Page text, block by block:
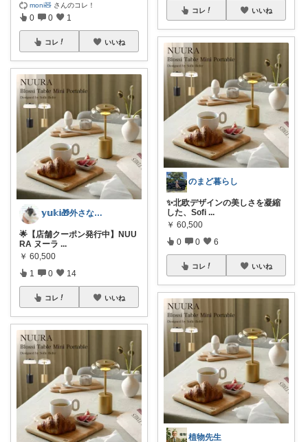
moni🧸 さんのコレ！
0 0 1
コレ いいね
𝕪𝕦𝕜𝕚🎁外さない手土産お菓子
🌟【店舗クーポン発行中】NUU
RA ヌーラ ...
￥ 60,500
1 0 14
コレ いいね
コレ いいね
のまど暮らし
✨北欧デザインの美しさを凝縮
した、Sofi ...
￥ 60,500
0 0 6
コレ いいね
植物先生